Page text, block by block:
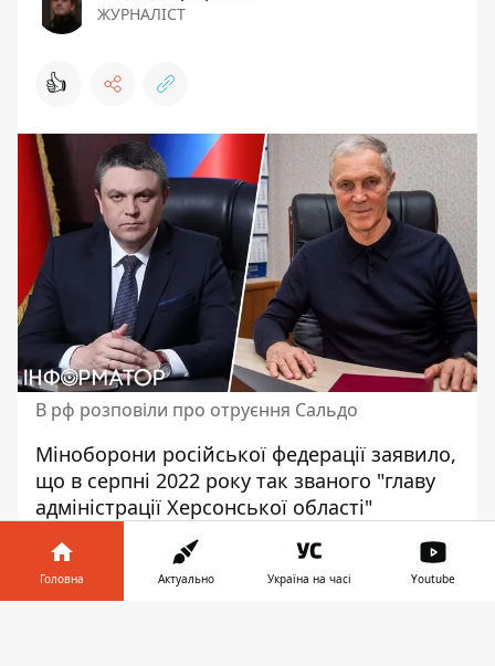
ЖУРНАЛІСТ
👍
В рф розповіли про отруєння Сальдо
Міноборони російської федерації заявило,
що в серпні 2022 року так званого "главу
адміністрації Херсонської області"
Володимира Сальдо
рицином
. Також загарбники запевняють,
що важке отруєння фенольними
Головна Актуально Україна на часі Youtube